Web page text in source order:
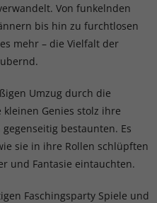
Von funkelnden
bis hin zu furchtlosen
mehr – die Vielfalt der
Umzug durch die
Genies stolz ihre
bestaunten. Es
sie in ihre Rollen schlüpften
und Fantasie eintauchten.
Faschingsparty Spiele und